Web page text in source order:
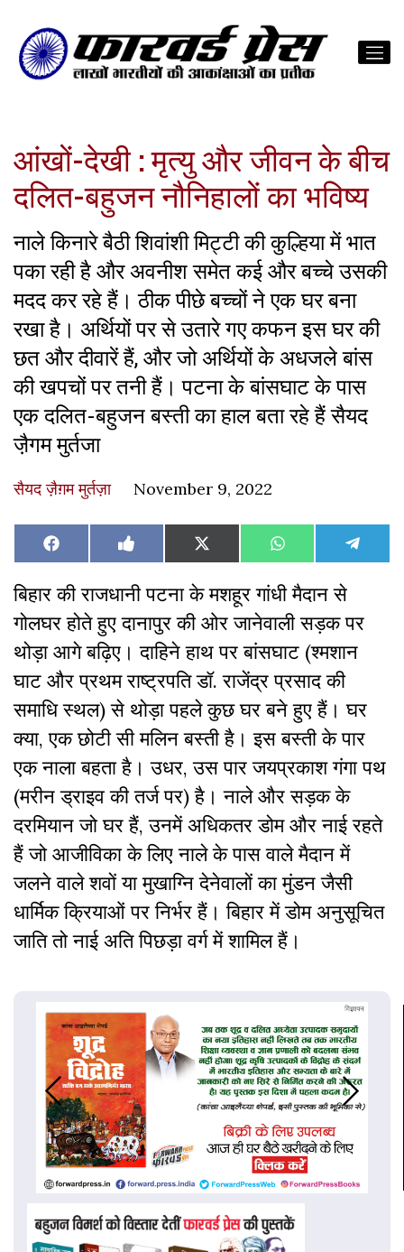
आंखों-देखी : मृत्यु और जीवन के बीच
दलित-बहुजन नौनिहालों का भविष्य
नाले किनारे बैठी शिवांशी मिट्टी की कुल्हिया में भात
पका रही है और अवनीश समेत कई और बच्चे उसकी
मदद कर रहे हैं। ठीक पीछे बच्चों ने एक घर बना
रखा है। अर्थियों पर से उतारे गए कफन इस घर की
छत और दीवारें हैं, और जो अर्थियों के अधजले बांस
की खपचों पर तनी हैं। पटना के बांसघाट के पास
एक दलित-बहुजन बस्ती का हाल बता रहे हैं सैयद
जै़गम मुर्तजा
सैयद ज़ैग़म मुर्तज़ा November 9, 2022
Share
on
Facebook Share
on
Like
on
Facebook
Share
on
X
(Twitter)
Share
on
WhatsAppShare
on
बिहार की राजधानी पटना के मशहूर गांधी मैदान से
गोलघर होते हुए दानापुर की ओर जानेवाली सड़क पर
थोड़ा आगे बढ़िए। दाहिने हाथ पर बांसघाट (श्मशान
घाट और प्रथम राष्ट्रपति डॉ. राजेंद्र प्रसाद की
समाधि स्थल) से थोड़ा पहले कुछ घर बने हुए हैं। घर
क्या, एक छोटी सी मलिन बस्ती है। इस बस्ती के पार
एक नाला बहता है। उधर, उस पार जयप्रकाश गंगा पथ
(मरीन ड्राइव की तर्ज पर) है। नाले और सड़क के
दरमियान जो घर हैं, उनमें अधिकतर डोम और नाई रहते
हैं जो आजीविका के लिए नाले के पास वाले मैदान में
जलने वाले शवों या मुखाग्नि देनेवालों का मुंडन जैसी
धार्मिक क्रियाओं पर निर्भर हैं। बिहार में डोम अनुसूचित
जाति तो नाई अति पिछड़ा वर्ग में शामिल हैं।